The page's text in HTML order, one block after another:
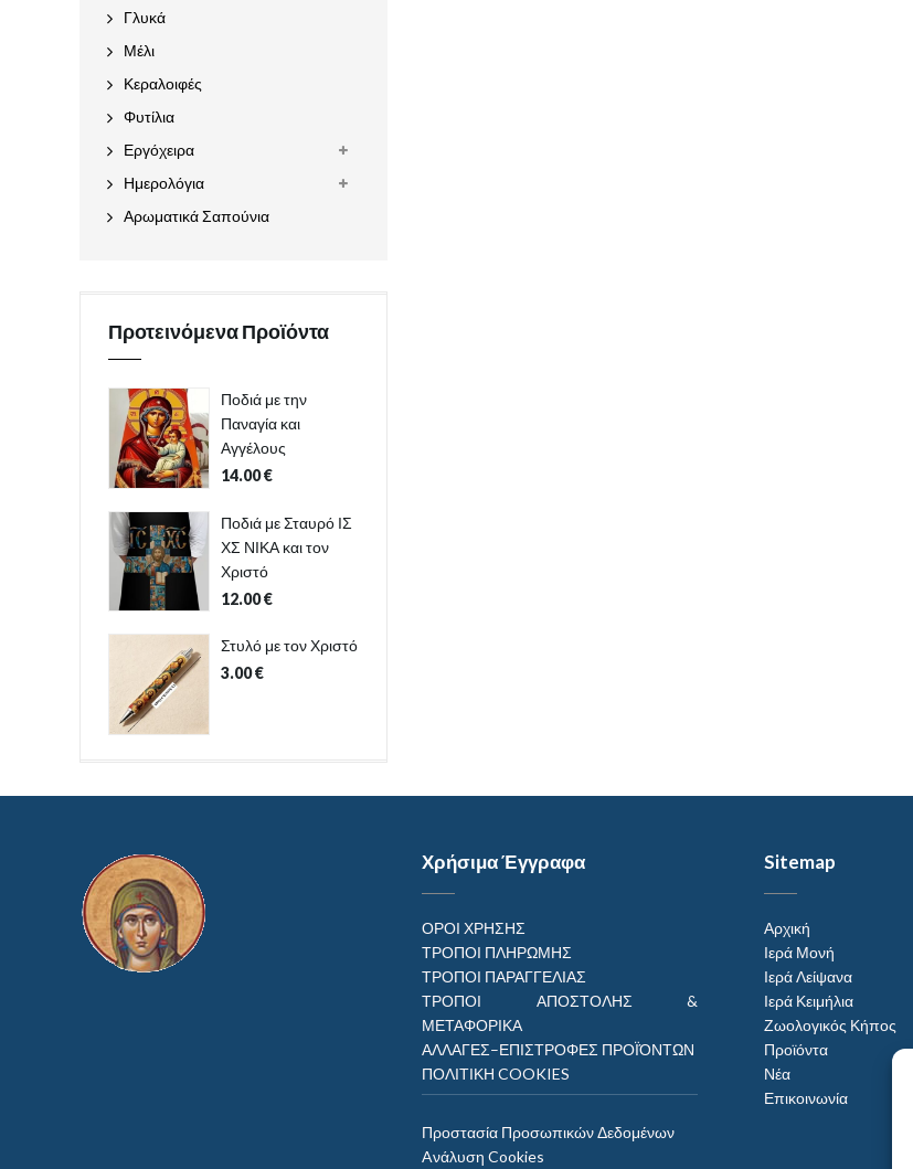
Γλυκά
Μέλι
Κεραλοιφές
Φυτίλια
Εργόχειρα
Ημερολόγια
Αρωματικά Σαπούνια
Προτεινόμενα Προϊόντα
Ποδιά με την
Παναγία και
Αγγέλους
14.00€
Ποδιά με Σταυρό ΙΣ
ΧΣ ΝΙΚΑ και τον
Χριστό
12.00€
Στυλό με τον Χριστό
3.00€
Χρήσιμα Έγγραφα
ΟΡΟΙ ΧΡΗΣΗΣ
ΤΡΟΠΟΙ ΠΛΗΡΩΜΗΣ
ΤΡΟΠΟΙ ΠΑΡΑΓΓΕΛΙΑΣ
ΤΡΟΠΟΙ ΑΠΟΣΤΟΛΗΣ &
ΜΕΤΑΦΟΡΙΚΑ
ΑΛΛΑΓΕΣ–ΕΠΙΣΤΡΟΦΕΣ ΠΡΟΪΌΝΤΩΝ
ΠΟΛΙΤΙΚΗ COOKIES
Προστασία Προσωπικών Δεδομένων
Aνάλυση Cookies
Sitemap
Αρχική
Ιερά Μονή
Ιερά Λείψανα
Ιερά Κειμήλια
Ζωολογικός Κήπος
Προϊόντα
Νέα
Επικοινωνία